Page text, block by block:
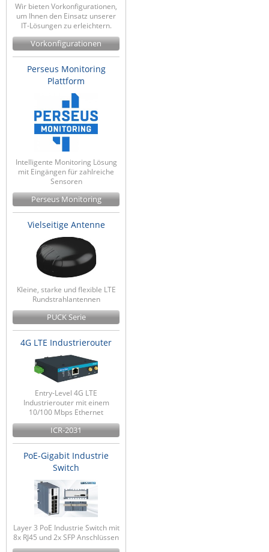
Wir bieten Vorkonfigurationen,
um Ihnen den Einsatz unserer
IT-Lösungen zu erleichtern.
Vorkonfigurationen
Perseus Monitoring
Plattform
Intelligente Monitoring Lösung
mit Eingängen für zahlreiche
Sensoren
Perseus Monitoring
Vielseitige Antenne
Kleine, starke und flexible LTE
Rundstrahlantennen
PUCK Serie
4G LTE Industrierouter
Entry-Level 4G LTE
Industrierouter mit einem
10/100 Mbps Ethernet
ICR-2031
PoE-Gigabit Industrie
Switch
Layer 3 PoE Industrie Switch mit
8x RJ45 und 2x SFP Anschlüssen